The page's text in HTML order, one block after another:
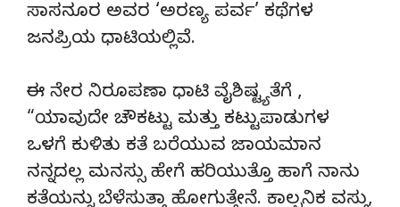
ಸಾಸನೂರ ಅವರ ‘ಅರಣ್ಯ ಪರ್ವ’ ಕಥೆಗಳ
ಜನಪ್ರಿಯ ಧಾಟಿಯಲ್ಲಿವೆ.
ಈ ನೇರ ನಿರೂಪಣಾ ಧಾಟಿ ವೈಶಿಷ್ಟ್ಯತೆಗೆ ,
“ಯಾವುದೇ ಚೌಕಟ್ಟು ಮತ್ತು ಕಟ್ಟುಪಾಡುಗಳ
ಒಳಗೆ ಕುಳಿತು ಕತೆ ಬರೆಯುವ ಜಾಯಮಾನ
ನನ್ನದಲ್ಲ ಮನಸ್ಸು ಹೇಗೆ ಹರಿಯುತ್ತೊ ಹಾಗೆ ನಾನು
ಕತೆಯನ್ನು ಬೆಳೆಸುತ್ತಾ ಹೋಗುತ್ತೇನೆ. ಕಾಲ್ಪನಿಕ ವಸ್ತು,